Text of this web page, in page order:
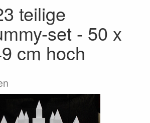
teilige
set - 50 x
cm hoch